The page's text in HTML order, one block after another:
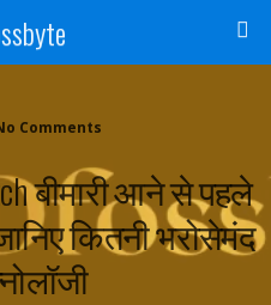
Comments
बीमारी आने से पहले
कितनी भरोसेमंद